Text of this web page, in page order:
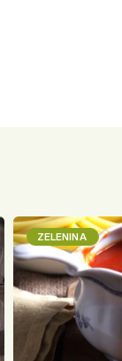
ZELENINA